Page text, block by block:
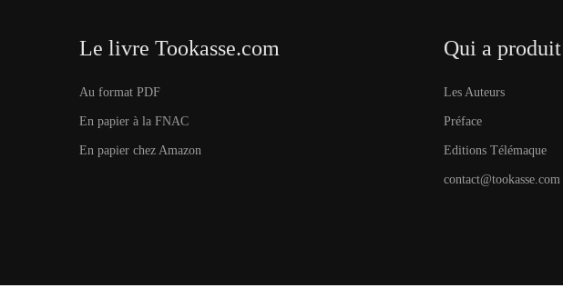
Le livre Tookasse.com
Au format PDF
En papier à la FNAC
En papier chez Amazon
Qui a produit
Les Auteurs
Préface
Editions Télémaque
contact@tookasse.com